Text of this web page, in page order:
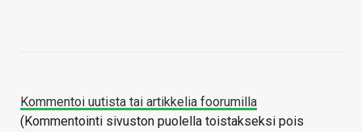
Kommentoi uutista tai artikkelia foorumilla
(Kommentointi sivuston puolella toistakseksi pois